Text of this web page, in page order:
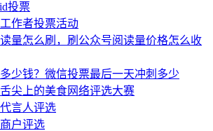
投票
作者投票活动
量怎么刷，刷公众号阅读量价格怎么收
少钱？微信投票最后一天冲刺多少
尖上的美食网络评选大赛
言人评选
户评选